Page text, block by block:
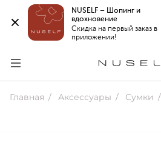
NUSELF – Шопинг и
вдохновение
Скидка на первый заказ в
приложении!
Главная Аксессуары Сумки